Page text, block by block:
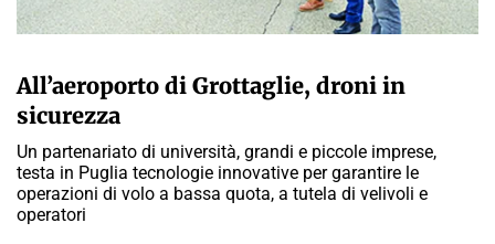
All’aeroporto di Grottaglie, droni in
sicurezza
Un partenariato di università, grandi e piccole imprese,
testa in Puglia tecnologie innovative per garantire le
operazioni di volo a bassa quota, a tutela di velivoli e
operatori